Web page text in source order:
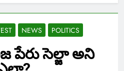
NEWS POLITICS
పేరు సెల్జా అని